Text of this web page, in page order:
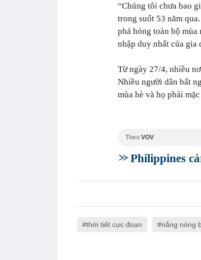
“Chúng tôi chưa bao
trong suốt 53 năm
phá hỏng toàn bộ
nhập duy nhất của gia
Từ ngày 27/4, nhiều
Nhiều người dân bất
mùa hè và họ phải
Theo VOV
Philippines
thời tiết cực đoan nắng nóng